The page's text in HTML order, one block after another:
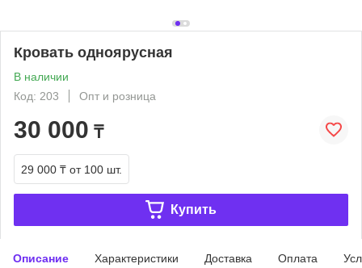
Кровать одноярусная
В наличии
Код: 203
Опт и розница
30 000 ₸
29 000 ₸ от 100 шт.
Купить
Описание Характеристики Доставка Оплата